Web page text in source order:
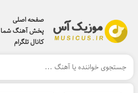
صفحه اصلی
پخش آهنگ شما
کانال تلگرام